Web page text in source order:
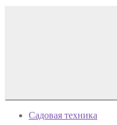
Садовая техника